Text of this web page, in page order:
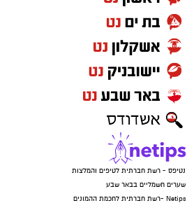
נטיפס - רשת חברתית לטיפים והמלצות
שערים חשמליים בבאר שבע
Netips -רשת חברתית לחכמת ההמונים